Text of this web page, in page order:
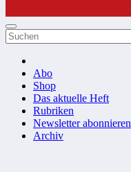
Abo
Shop
Das aktuelle Heft
Rubriken
Newsletter abonnieren
Archiv